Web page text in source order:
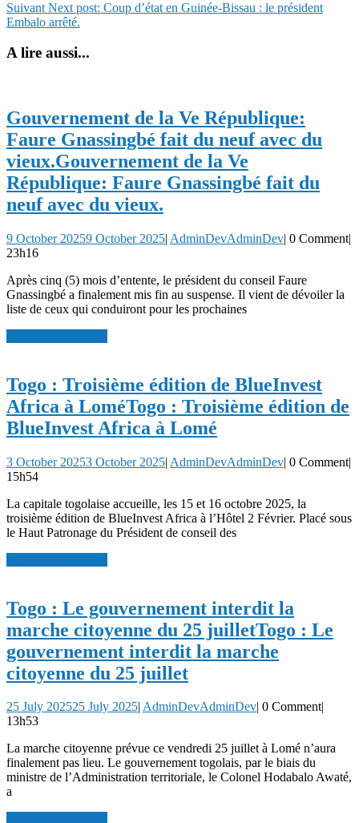
Suivant Next post: Coup d’état en Guinée-Bissau : le président
Embalo arrêté.
A lire aussi...
Gouvernement de la Ve République:
Faure Gnassingbé fait du neuf avec du
vieux.Gouvernement de la Ve
République: Faure Gnassingbé fait du
neuf avec du vieux.
9 October 20259 October 2025| AdminDevAdminDev| 0 Comment|
23h16
Après cinq (5) mois d’entente, le président du conseil Faure
Gnassingbé a finalement mis fin au suspense. Il vient de dévoiler la
liste de ceux qui conduiront pour les prochaines
Togo : Troisième édition de BlueInvest
Africa à LoméTogo : Troisième édition de
BlueInvest Africa à Lomé
3 October 20253 October 2025| AdminDevAdminDev| 0 Comment|
15h54
La capitale togolaise accueille, les 15 et 16 octobre 2025, la
troisième édition de BlueInvest Africa à l’Hôtel 2 Février. Placé sous
le Haut Patronage du Président de conseil des
Togo : Le gouvernement interdit la
marche citoyenne du 25 juilletTogo : Le
gouvernement interdit la marche
citoyenne du 25 juillet
25 July 202525 July 2025 AdminDevAdminDev 0 Comment|
13h53
La marche citoyenne prévue ce vendredi 25 juillet à Lomé n’aura
finalement pas lieu. Le gouvernement togolais, par le biais du
ministre de l’Administration territoriale, le Colonel Hodabalo Awaté,
a